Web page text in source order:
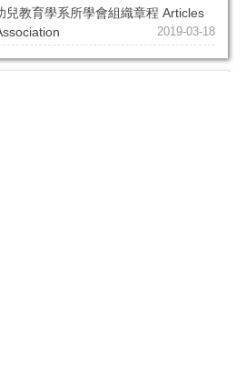
兒教育學系所學會組織章程 Articles
2019-03-18